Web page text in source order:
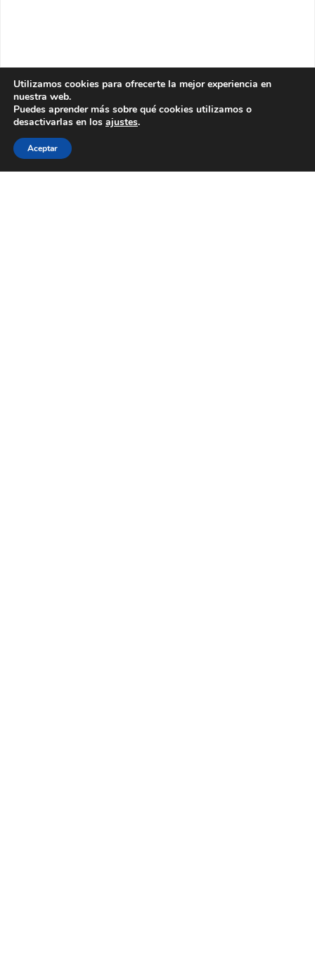
Utilizamos cookies para ofrecerte la mejor experiencia en
nuestra web.
Puedes aprender más sobre qué cookies utilizamos o
desactivarlas en los ajustes.
Aceptar